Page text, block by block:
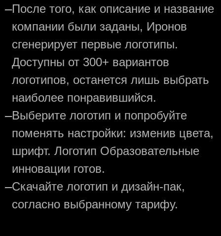
—После того, как описание и название
компании были заданы, Иронов
сгенерирует первые логотипы.
Доступны от 300+ вариантов
логотипов, останется лишь выбрать
наиболее понравившийся.
—Выберите логотип и попробуйте
поменять настройки: изменив цвета,
шрифт. Логотип Образовательные
инновации готов.
—Скачайте логотип и дизайн-пак,
согласно выбранному тарифу.